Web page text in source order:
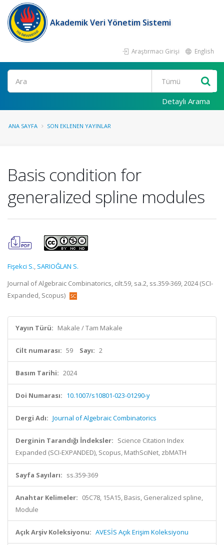
Akademik Veri Yönetim Sistemi
Araştırmacı Girişi English
Ara
Detaylı Arama
ANA SAYFA SON EKLENEN YAYINLAR
Basis condition for
generalized spline modules
Fişekci S., SARIOĞLAN S.
Journal of Algebraic Combinatorics, cilt.59, sa.2, ss.359-369, 2024 (SCI-
Expanded, Scopus)
Yayın Türü: Makale / Tam Makale
Cilt numarası: 59 Sayı: 2
Basım Tarihi: 2024
Doi Numarası: 10.1007/s10801-023-01290-y
Dergi Adı: Journal of Algebraic Combinatorics
Derginin Tarandığı İndeksler: Science Citation Index
Expanded (SCI-EXPANDED), Scopus, MathSciNet, zbMATH
Sayfa Sayıları: ss.359-369
Anahtar Kelimeler: 05C78, 15A15, Basis, Generalized spline,
Module
Açık Arşiv Koleksiyonu: AVESİS Açık Erişim Koleksiyonu